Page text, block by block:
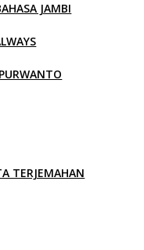
JAMBI
TERJEMAHAN